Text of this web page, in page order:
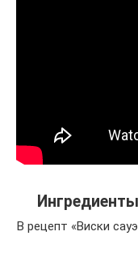
В рецепт «Виски